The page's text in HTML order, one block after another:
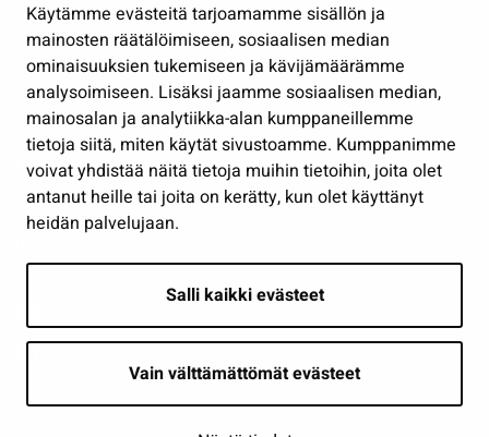
Käytämme evästeitä tarjoamamme sisällön ja
mainosten räätälöimiseen, sosiaalisen median
ominaisuuksien tukemiseen ja kävijämäärämme
analysoimiseen. Lisäksi jaamme sosiaalisen median,
mainosalan ja analytiikka-alan kumppaneillemme
tietoja siitä, miten käytät sivustoamme. Kumppanimme
voivat yhdistää näitä tietoja muihin tietoihin, joita olet
antanut heille tai joita on kerätty, kun olet käyttänyt
heidän palvelujaan.
Salli kaikki evästeet
Vain välttämättömät evästeet
Työ ja yrittäminen
Osallistu ja asioi
Näytä omat evästeasetukseni
Seuraa meitä